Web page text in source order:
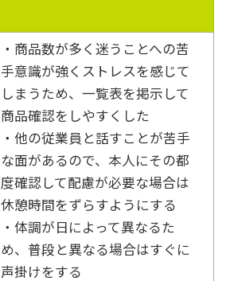
・商品数が多く迷うことへの苦
手意識が強くストレスを感じて
しまうため、一覧表を掲示して
商品確認をしやすくした
・他の従業員と話すことが苦手
な面があるので、本人にその都
度確認して配慮が必要な場合は
休憩時間をずらすようにする
・体調が日によって異なるた
め、普段と異なる場合はすぐに
声掛けをする